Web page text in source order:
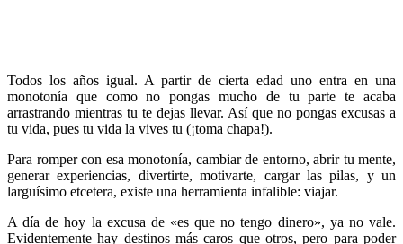
Todos los años igual. A partir de cierta edad uno entra en una
monotonía que como no pongas mucho de tu parte te acaba
arrastrando mientras tu te dejas llevar. Así que no pongas excusas a
tu vida, pues tu vida la vives tu (¡toma chapa!).
Para romper con esa monotonía, cambiar de entorno, abrir tu mente,
generar experiencias, divertirte, motivarte, cargar las pilas, y un
larguísimo etcetera, existe una herramienta infalible: viajar.
A día de hoy la excusa de «es que no tengo dinero», ya no vale.
Evidentemente hay destinos más caros que otros, pero para poder